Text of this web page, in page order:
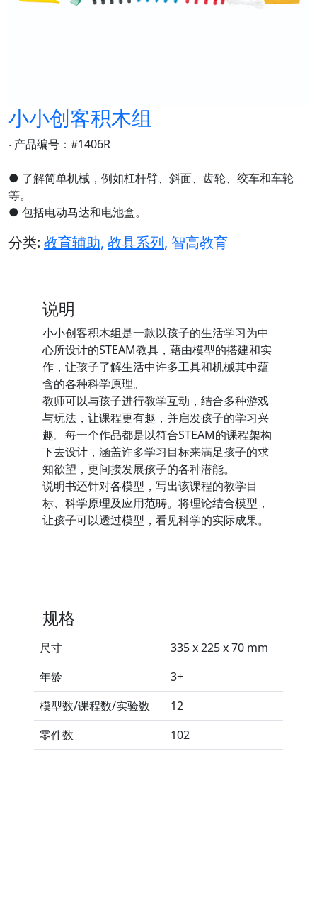
小小创客积木组
‧ 产品编号：#1406R
● 了解简单机械，例如杠杆臂、斜面、齿轮、绞车和车轮
等。
● 包括电动马达和电池盒。
分类: 教育辅助, 教具系列, 智高教育
说明
小小创客积木组是一款以孩子的生活学习为中
心所设计的STEAM教具，藉由模型的搭建和实
作，让孩子了解生活中许多工具和机械其中蕴
含的各种科学原理。
教师可以与孩子进行教学互动，结合多种游戏
与玩法，让课程更有趣，并启发孩子的学习兴
趣。每一个作品都是以符合STEAM的课程架构
下去设计，涵盖许多学习目标来满足孩子的求
知欲望，更间接发展孩子的各种潜能。
说明书还针对各模型，写出该课程的教学目
标、科学原理及应用范畴。将理论结合模型，
让孩子可以透过模型，看见科学的实际成果。
规格
尺寸
335 x 225 x 70 mm
年龄
3+
模型数/课程数/实验数
12
零件数
102